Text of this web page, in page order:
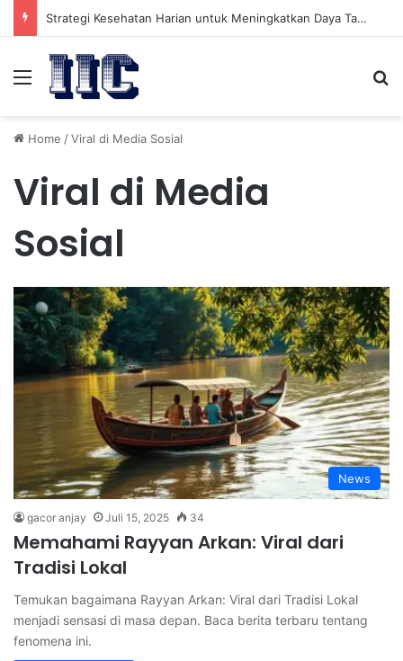
Strategi Kesehatan Harian untuk Meningkatkan Daya Tahan Tubuh dalam Beraktivitas
Menu
Home /Viral di Media Sosial
Viral di Media
Sosial
News
gacor anjay Juli 15, 2025 34
Memahami Rayyan Arkan: Viral dari
Tradisi Lokal
Temukan bagaimana Rayyan Arkan: Viral dari Tradisi Lokal
menjadi sensasi di masa depan. Baca berita terbaru tentang
fenomena ini.